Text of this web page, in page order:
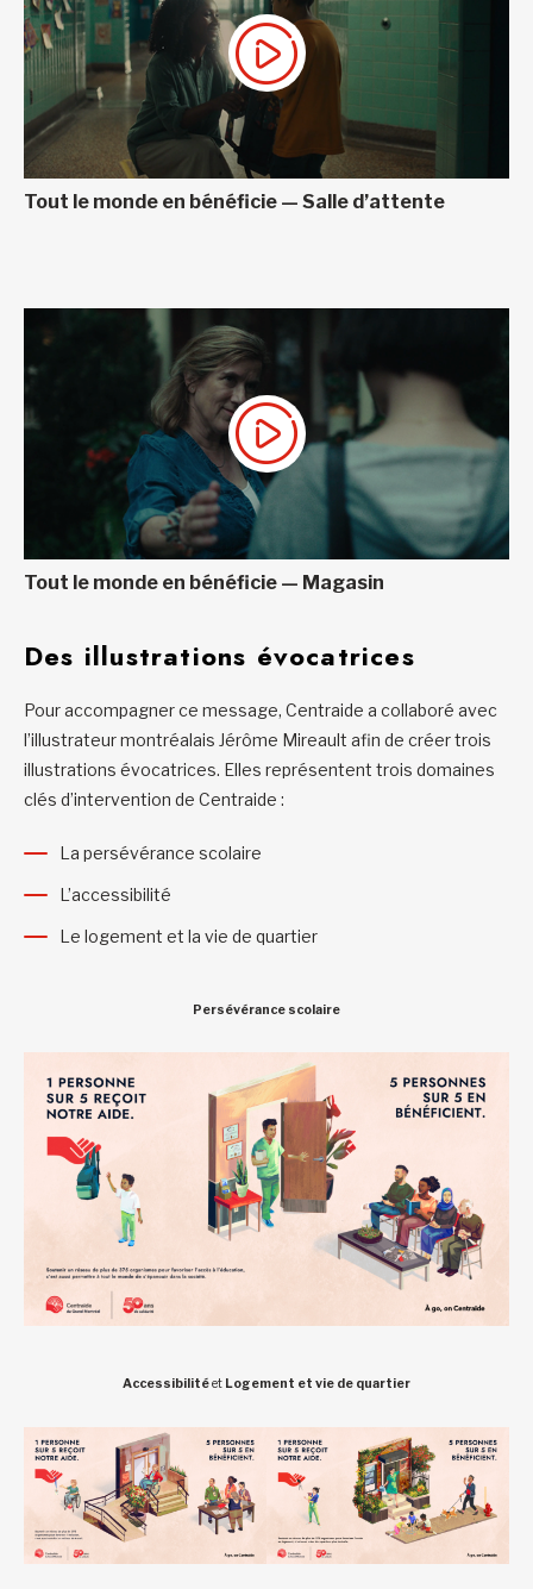
Tout le monde en bénéficie — Salle d’attente
Tout le monde en bénéficie — Magasin
Des illustrations évocatrices
Pour accompagner ce message, Centraide a collaboré avec
l’illustrateur montréalais Jérôme Mireault afin de créer trois
illustrations évocatrices. Elles représentent trois domaines
clés d’intervention de Centraide :
La persévérance scolaire
L’accessibilité
Le logement et la vie de quartier
Persévérance scolaire
Accessibilitéet Logement et vie de quartier